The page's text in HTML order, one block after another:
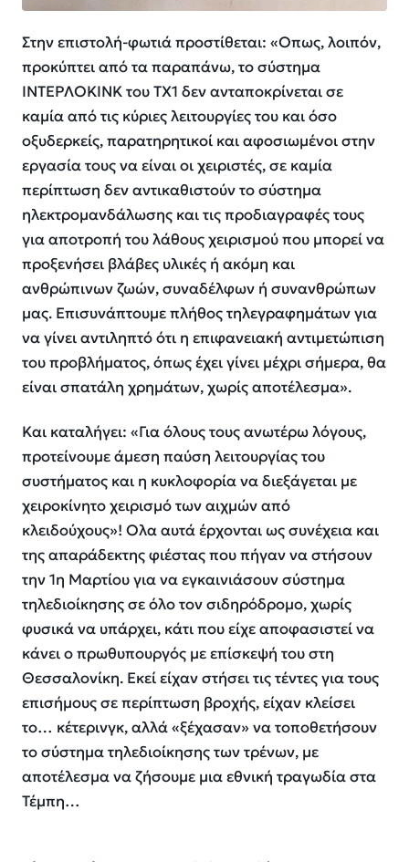
Στην επιστολή-φωτιά προστίθεται: «Οπως, λοιπόν,
προκύπτει από τα παραπάνω, το σύστημα
ΙΝΤΕΡΛΟΚΙΝΚ του ΤΧ1 δεν ανταποκρίνεται σε
καμία από τις κύριες λειτουργίες του και όσο
οξυδερκείς, παρατηρητικοί και αφοσιωμένοι στην
εργασία τους να είναι οι χειριστές, σε καμία
περίπτωση δεν αντικαθιστούν το σύστημα
ηλεκτρομανδάλωσης και τις προδιαγραφές τους
για αποτροπή του λάθους χειρισμού που μπορεί να
προξενήσει βλάβες υλικές ή ακόμη και
ανθρώπινων ζωών, συναδέλφων ή συνανθρώπων
μας. Επισυνάπτουμε πλήθος τηλεγραφημάτων για
να γίνει αντιληπτό ότι η επιφανειακή αντιμετώπιση
του προβλήματος, όπως έχει γίνει μέχρι σήμερα, θα
είναι σπατάλη χρημάτων, χωρίς αποτέλεσμα».
Και καταλήγει: «Για όλους τους ανωτέρω λόγους,
προτείνουμε άμεση παύση λειτουργίας του
συστήματος και η κυκλοφορία να διεξάγεται με
χειροκίνητο χειρισμό των αιχμών από
κλειδούχους»! Ολα αυτά έρχονται ως συνέχεια και
της απαράδεκτης φιέστας που πήγαν να στήσουν
την 1η Μαρτίου για να εγκαινιάσουν σύστημα
τηλεδιοίκησης σε όλο τον σιδηρόδρομο, χωρίς
φυσικά να υπάρχει, κάτι που είχε αποφασιστεί να
κάνει ο πρωθυπουργός με επίσκεψή του στη
Θεσσαλονίκη. Εκεί είχαν στήσει τις τέντες για τους
επισήμους σε περίπτωση βροχής, είχαν κλείσει
το… κέτερινγκ, αλλά «ξέχασαν» να τοποθετήσουν
το σύστημα τηλεδιοίκησης των τρένων, με
αποτέλεσμα να ζήσουμε μια εθνική τραγωδία στα
Τέμπη…